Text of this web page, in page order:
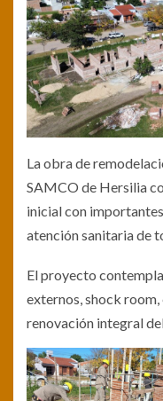
La obra de
SAMCO de Hersilia
inicial con
atención sanitaria de
El proyecto
externos, shock
renovación integral